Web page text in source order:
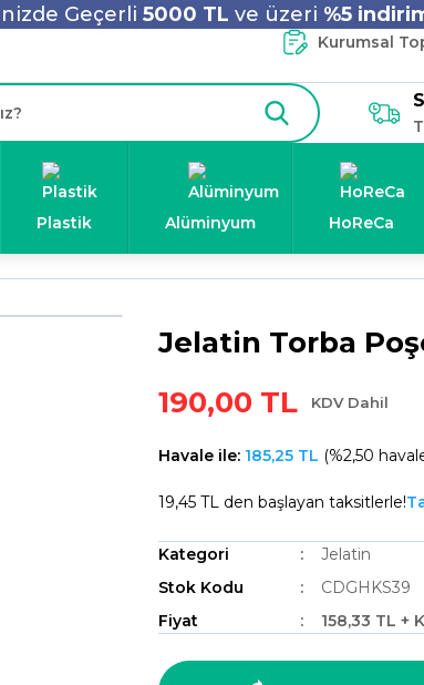
Geçerli 5000 TL ve üzeri %5
Kurumsal
Plastik Alüminyum HoReCa
Jelatin Torba
190,00 TL
KDV Dahil
Havale ile: 185,25 TL (%2,50
19,45 TL den başlayan taksitlerle!
Kategori
Jelatin
Stok Kodu
CDGHKS39
Fiyat
158,33 TL +